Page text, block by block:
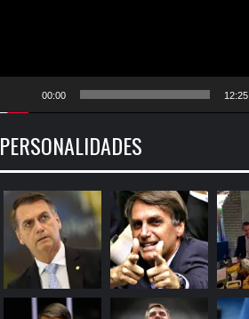
00:00 12:25
PERSONALIDADES